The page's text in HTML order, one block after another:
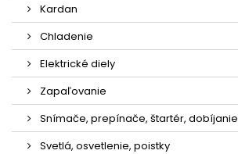
Kardan
Chladenie
Elektrické diely
Zapaľovanie
Snímače, prepínače, štartér, dobíjanie
Svetlá, osvetlenie, poistky